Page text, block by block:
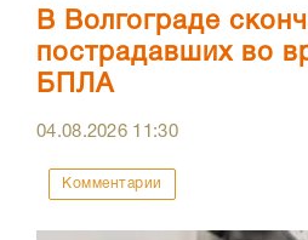
В Волгограде
пострадавших во
БПЛА
04.08.2026 11:30
Комментарии